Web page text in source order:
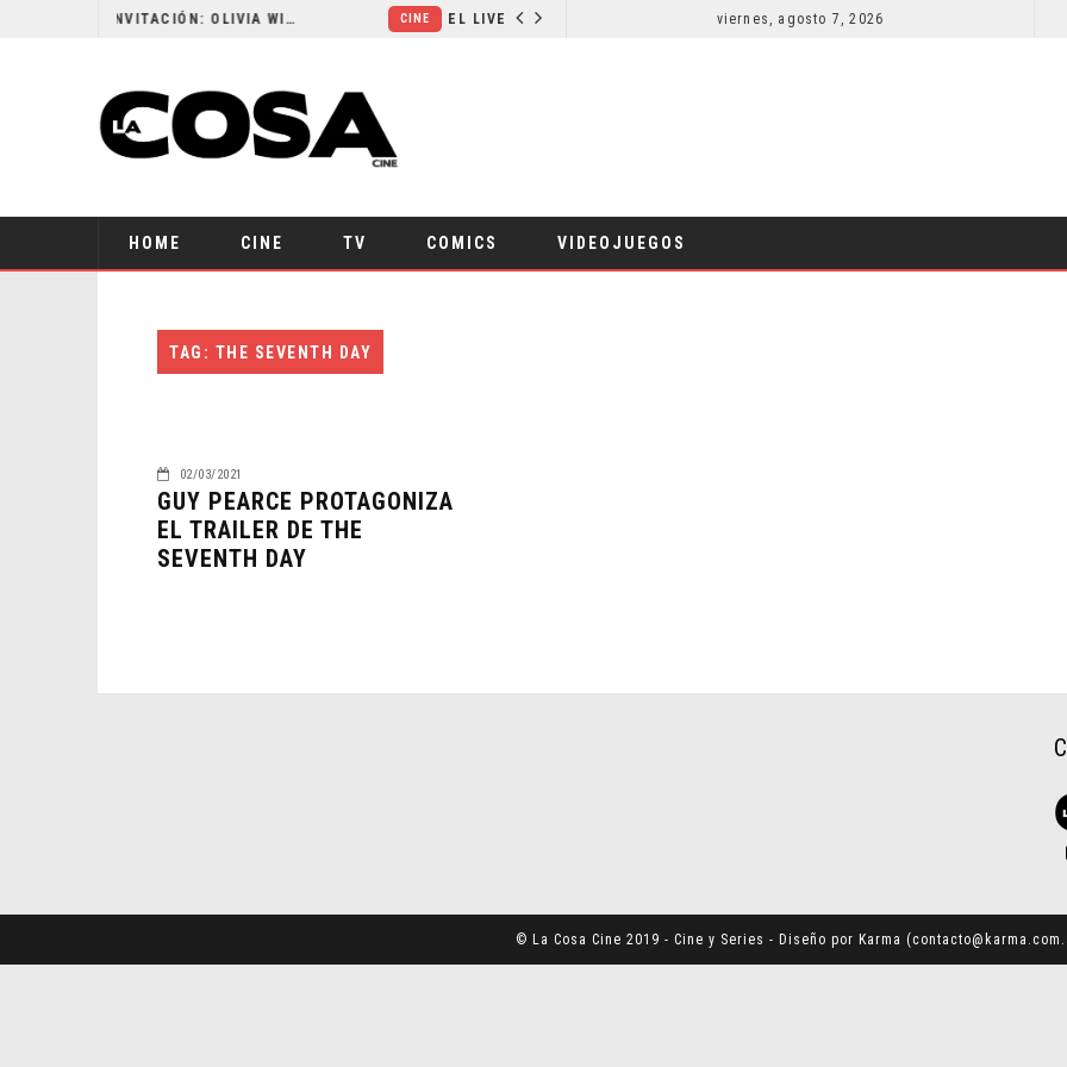
RESEÑA LA INVITACIÓN: OLIVIA WILDE REFLEXIONA SOBRE LA VIDA CONYUGAL CINE
viernes, agosto 7, 2026
HOME CINE TV COMICS VIDEOJUEGOS
TAG: THE SEVENTH DAY
02/03/2021
GUY PEARCE PROTAGONIZA
EL TRAILER DE THE
SEVENTH DAY
© La Cosa Cine 2019 - Cine y Series - Diseño por Karma (